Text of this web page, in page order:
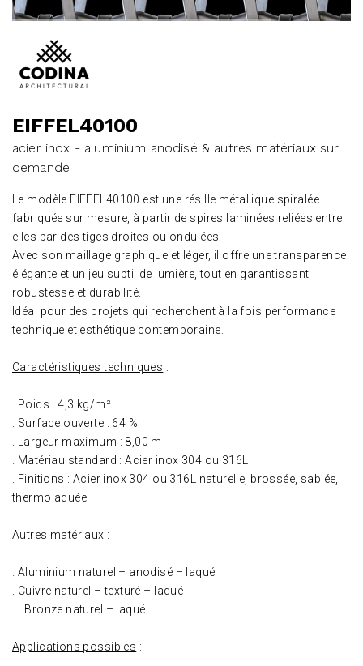
EIFFEL40100
acier inox - aluminium anodisé & autres matériaux sur
demande
Le modèle EIFFEL40100 est une résille métallique spiralée
fabriquée sur mesure, à partir de spires laminées reliées entre
elles par des tiges droites ou ondulées.
Avec son maillage graphique et léger, il offre une transparence
élégante et un jeu subtil de lumière, tout en garantissant
robustesse et durabilité.
Idéal pour des projets qui recherchent à la fois performance
technique et esthétique contemporaine.
Caractéristiques techniques :
. Poids : 4,3 kg/m²
. Surface ouverte : 64 %
. Largeur maximum : 8,00 m
. Matériau standard : Acier inox 304 ou 316L
. Finitions : Acier inox 304 ou 316L naturelle, brossée, sablée,
thermolaquée
Autres matériaux :
. Aluminium naturel – anodisé – laqué
. Cuivre naturel – texturé – laqué
. Bronze naturel – laqué
Applications possibles :